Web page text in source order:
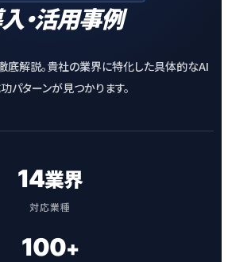
・活用事例
底解説。貴社の業界に特化した具体的なAI
パターンが見つかります。
14業界
対応業種
100+